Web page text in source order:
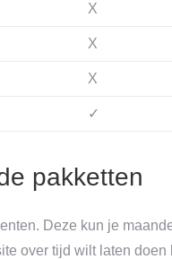
X
X
X
✓
pakketten
Deze kun je
over tijd wilt laten